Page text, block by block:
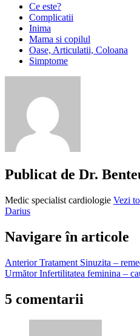
Ce este?
Complicatii
Inima
Mama si copilul
Oase, Articulatii, Coloana
Simptome
Sydenham
marfinat
noduli
subcutanati
reumatism
reumatism
reumatism
articular
reumatism
infectios
inima
reumatism
reumatism
semne
Publicat de Dr.
Medic specialist cardiologie Vezi
Darius
Navigare în articole
AnteriorTratament Sinuzita –
UrmătorInfertilitatea feminina –
5 comentarii